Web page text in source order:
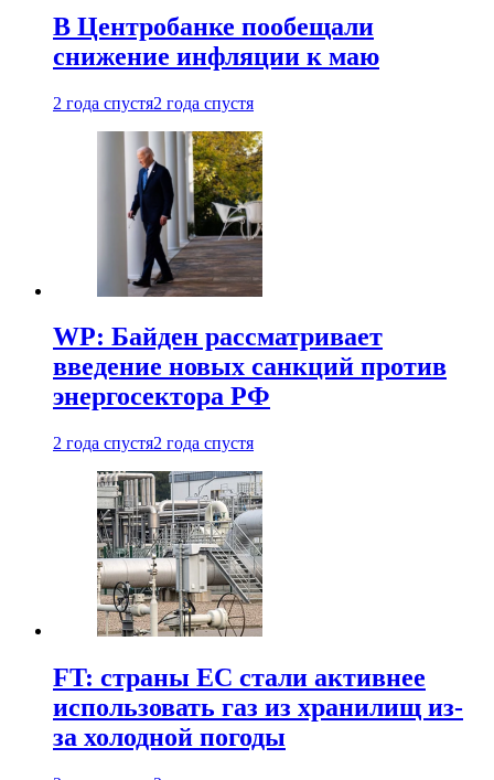
В Центробанке пообещали
снижение инфляции к маю
2 года спустя2 года спустя
WP: Байден рассматривает
введение новых санкций против
энергосектора РФ
2 года спустя2 года спустя
FT: страны ЕС стали активнее
использовать газ из хранилищ из-
за холодной погоды